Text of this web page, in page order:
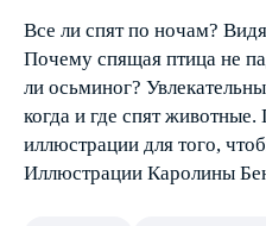
Все ли спят по ночам?
Почему спящая птица не
ли осьминог?
когда и где спят
иллюстрации для того,
Иллюстрации Каролины